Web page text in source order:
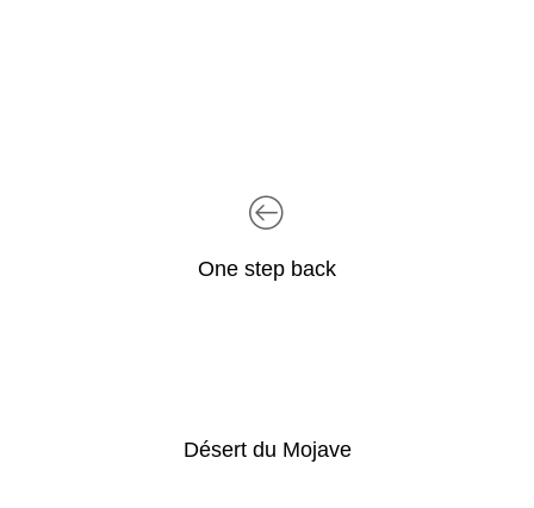
One step back
Désert du Mojave